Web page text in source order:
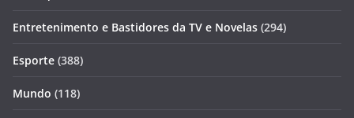
Entretenimento e Bastidores da TV e Novelas (294)
Esporte (388)
Mundo (118)